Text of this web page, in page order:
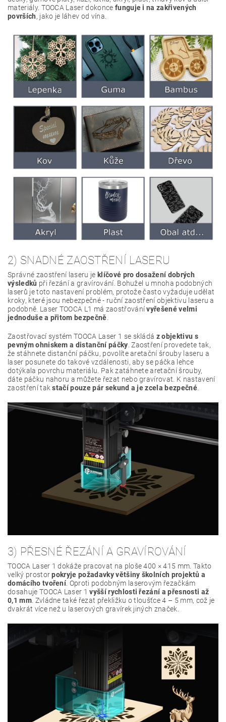
materiály. TOOCA Laser dokonce funguje i na zakřivených
površích, jako je láhev od vína.
2) SNADNÉ ZAOSTŘENÍ LASERU
Správné zaostření laseru je klíčové pro dosažení dobrých
výsledků při řezání a gravírování. Bohužel u mnoha podobných
laserů je toto nastavení problém, protože často vyžaduje udělat
kroky, které jsou nebezpečné - ruční zaostření objektivu laseru a
podobně. Laser TOOCA L1 má zaostřovánívyřešené velmi
jednoduše a přitom bezpečně
Zaostřovací systém TOOCA Laser 1 se skládá z objektivu s
pevným ohniskem a distanční páčky . Zaostření provedete tak,
že stáhnete distanční páčku, povolíte aretační šrouby laseru a
laser posunete do takové vzdálenosti, aby se páčka lehce
dotýkala povrchu materiálu. Pak zatáhnete aretační šrouby,
dáte páčku nahoru a můžete řezat nebo gravírovat. K nastavení
zaostření takstačí pouze pár sekund a je zcela bezpečné.
3) PŘESNÉ ŘEZÁNÍ A GRAVÍROVÁNÍ
TOOCA Laser 1 dokáže pracovat na ploše 400 × 415 mm. Takto
velký prostorpokryje požadavky většiny školních projektů a
domácího tvoření . Oproti podobným laserovým řezačkám
dosahuje TOOCA Laser 1vyšší rychlosti řezání a přesnosti až
0,1 mm. Zvládne také řezat překližku o tloušťce 4 – 5 mm, což je
dvakrát více než u laserových gravírek jiných značek.